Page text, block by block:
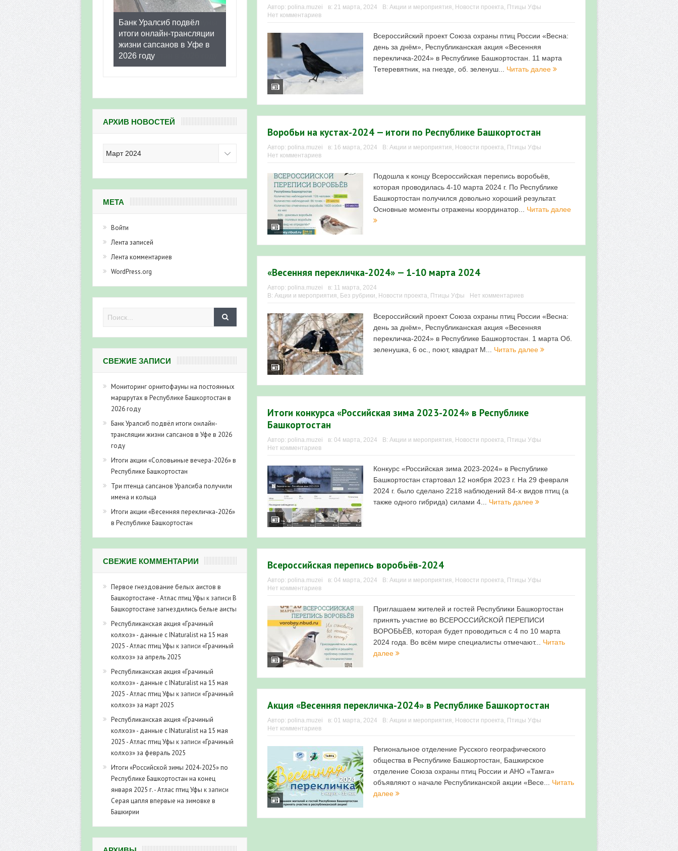
Автор: polina.muzei в: 21 марта, 2024 В: Акции и мероприятия Новости проекта Птицы Уфы
Нет комментариев
Всероссийский проект Союза охраны птиц России «Весна:
день за днём», Республиканская акция «Весенняя
перекличка-2024» в Республике Башкортостан. 11 марта
Тетеревятник, на гнезде, об. зеленуш... Читать далее
Воробьи на кустах-2024 — итоги по Республике Башкортостан
Автор: polina.muzei в: 16 марта, 2024 В: Акции и мероприятия Новости проекта Птицы Уфы
Нет комментариев
Подошла к концу Всероссийская перепись воробьёв,
которая проводилась 4-10 марта 2024 г. По Республике
Башкортостан получился довольно хороший результат.
Основные моменты отражены координатор... Читать далее
«Весенняя перекличка-2024» — 1-10 марта 2024
Автор: polina.muzei в: 11 марта, 2024
В: Акции и мероприятия Без рубрики Новости проекта Птицы Уфы Нет комментариев
Всероссийский проект Союза охраны птиц России «Весна:
день за днём», Республиканская акция «Весенняя
перекличка-2024» в Республике Башкортостан. 1 марта Об.
зеленушка, 6 ос., поют, квадрат М... Читать далее
Итоги конкурса «Российская зима 2023-2024» в Республике
Башкортостан
Автор: polina.muzei в: 04 марта, 2024 В: Акции и мероприятия Новости проекта Птицы Уфы
Нет комментариев
Конкурс «Российская зима 2023-2024» в Республике
Башкортостан стартовал 12 ноября 2023 г. На 29 февраля
2024 г. было сделано 2218 наблюдений 84-х видов птиц (а
также одного гибрида) силами 4... Читать далее
Всероссийская перепись воробьёв-2024
Автор: polina.muzei в: 04 марта, 2024 В: Акции и мероприятия Новости проекта Птицы Уфы
Нет комментариев
Приглашаем жителей и гостей Республики Башкортостан
принять участие во ВСЕРОССИЙСКОЙ ПЕРЕПИСИ
ВОРОБЬЁВ, которая будет проводиться с 4 по 10 марта
2024 года. Во всём мире специалисты отмечают... Читать
далее
Акция «Весенняя перекличка-2024» в Республике Башкортостан
Автор: polina.muzei в: 01 марта, 2024 В: Акции и мероприятия Новости проекта Птицы Уфы
Нет комментариев
Региональное отделение Русского географического
общества в Республике Башкортостан, Башкирское
отделение Союза охраны птиц России и АНО «Тамга»
объявляют о начале Республиканской акции «Весе... Читать
далее
Банк Уралсиб подвёл
итоги онлайн-трансляции
жизни сапсанов в Уфе в
2026 году
АРХИВ НОВОСТЕЙ
новостей
МЕТА
Войти
Лента записей
Лента комментариев
WordPress.org
СВЕЖИЕ ЗАПИСИ
Мониторинг орнитофауны на постоянных
маршрутах в Республике Башкортостан в
2026 году
Банк Уралсиб подвёл итоги онлайн-
трансляции жизни сапсанов в Уфе в 2026
году
Итоги акции «Соловьиные вечера-2026» в
Республике Башкортостан
Три птенца сапсанов Уралсиба получили
имена и кольца
Итоги акции «Весенняя перекличка-2026»
в Республике Башкортостан
СВЕЖИЕ КОММЕНТАРИИ
Первое гнездование белых аистов в
Башкортостане - Атлас птиц Уфы к записи В
Башкортостане загнездились белые аисты
Республиканская акция «Грачиный
колхоз» - данные с INaturalist на 15 мая
2025 - Атлас птиц Уфы к записи «Грачиный
колхоз» за апрель 2025
Республиканская акция «Грачиный
колхоз» - данные с INaturalist на 15 мая
2025 - Атлас птиц Уфы к записи «Грачиный
колхоз» за март 2025
Республиканская акция «Грачиный
колхоз» - данные с INaturalist на 15 мая
2025 - Атлас птиц Уфы к записи «Грачиный
колхоз» за февраль 2025
Итоги «Российской зимы 2024-2025» по
Республике Башкортостан на конец
января 2025 г. - Атлас птиц Уфы к записи
Серая цапля впервые на зимовке в
Башкирии